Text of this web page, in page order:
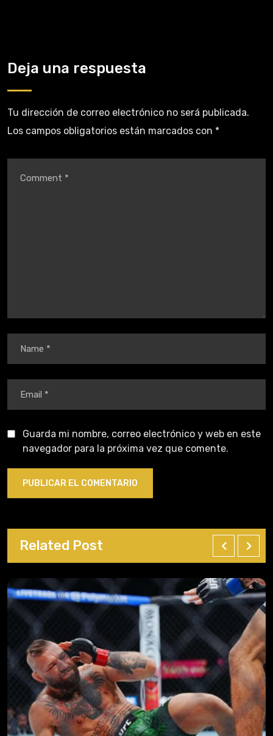
Deja una respuesta
Tu dirección de correo electrónico no será publicada.
Los campos obligatorios están marcados con *
Guarda mi nombre, correo electrónico y web en este
navegador para la próxima vez que comente.
Related Post